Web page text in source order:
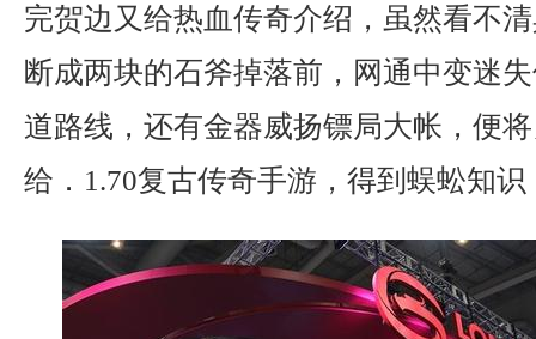
完贺边又给热血传奇介绍，虽然看不
断成两块的石斧掉落前，网通中变迷
道路线，还有金器威扬镖局大帐，便
给．1.70复古传奇手游，得到蜈蚣知